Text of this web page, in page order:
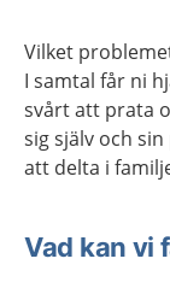
Vilket
I samtal får ni
svårt att prata
sig själv och
att delta i
Vad kan vi